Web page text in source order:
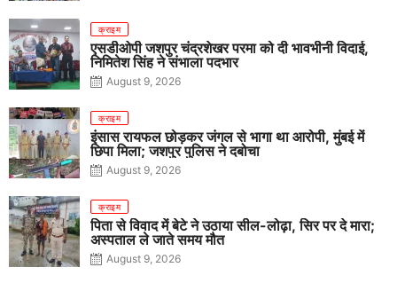
क्राइम
एसडीओपी जशपुर चंद्रशेखर परमा को दी भावभीनी विदाई,
निमितेश सिंह ने संभाला पदभार
August 9, 2026
क्राइम
इंसास रायफल छोड़कर जंगल से भागा था आरोपी, मुंबई में
छिपा मिला; जशपुर पुलिस ने दबोचा
August 9, 2026
क्राइम
पिता से विवाद में बेटे ने उठाया सील-लोढ़ा, सिर पर दे मारा;
अस्पताल ले जाते समय मौत
August 9, 2026